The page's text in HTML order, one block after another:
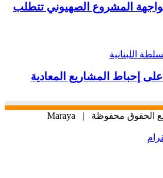
المشروع الصهيوني تتطلب
على إحباط المشاريع المعادية
Maraya